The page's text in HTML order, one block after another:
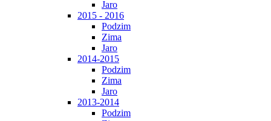
Jaro
2015 - 2016
Podzim
Zima
Jaro
2014-2015
Podzim
Zima
Jaro
2013-2014
Podzim